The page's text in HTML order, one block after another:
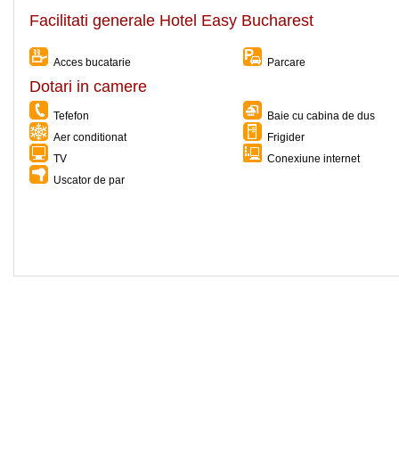
Facilitati generale Hotel Easy Bucharest
Acces bucatarie Parcare
Dotari in camere
Tefefon
Baie cu cabina de dus
Aer conditionat
Frigider
TV
Conexiune internet
Uscator de par